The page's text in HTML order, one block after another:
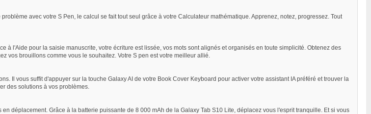
avec votre S Pen, le calcul se fait tout seul grâce à votre Calculateur mathématique. Apprenez, notez, progressez. Tout
à l'Aide pour la saisie manuscrite, votre écriture est lissée, vos mots sont alignés et organisés en toute simplicité. Obtenez des
vos brouillons comme vous le souhaitez. Votre S pen est votre meilleur allié.
Il vous suffit d'appuyer sur la touche Galaxy AI de votre Book Cover Keyboard pour activer votre assistant IA préféré et trouver la
des solutions à vos problèmes.
déplacement. Grâce à la batterie puissante de 8 000 mAh de la Galaxy Tab S10 Lite, déplacez vous l'esprit tranquille. Et si vous